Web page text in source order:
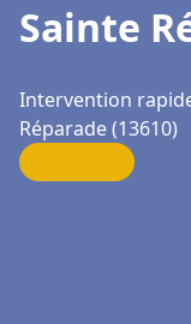
Sainte
Intervention
Réparade (13610)